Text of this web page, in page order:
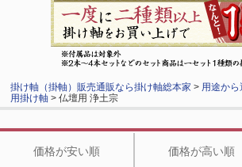
掛け軸（掛軸）販売通販なら掛け軸総本家 > 用途から
用掛け軸 > 仏壇用 浄土宗
価格が安い順 価格が高い順